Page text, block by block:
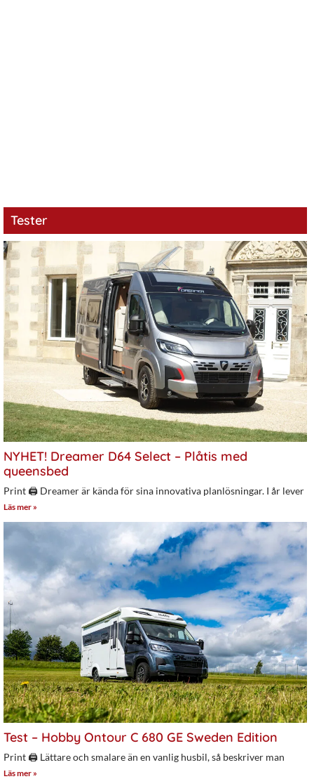
Tester
NYHET! Dreamer D64 Select – Plåtis med
queensbed
Print 🖨 Dreamer är kända för sina innovativa planlösningar. I år lever
Läs mer »
Test – Hobby Ontour C 680 GE Sweden Edition
Print 🖨 Lättare och smalare än en vanlig husbil, så beskriver man
Läs mer »